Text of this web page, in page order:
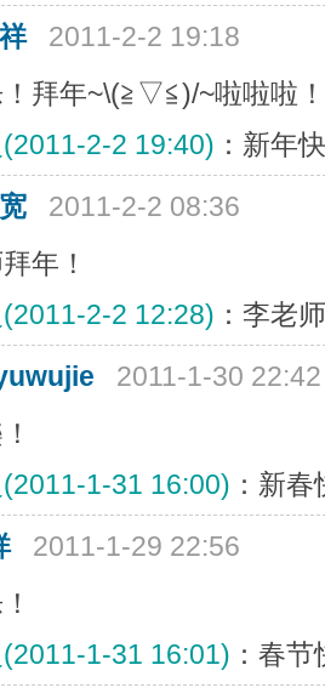
2011-2-2 19:18
！拜年~\(≧▽≦)/~啦啦啦！
2-2 19:40) ：新年
2011-2-2 08:36
年！
2-2 12:28) ：李老
2011-1-30 22:42
1-31 16:00) ：新
2011-1-29 22:56
1-31 16:01) ：春